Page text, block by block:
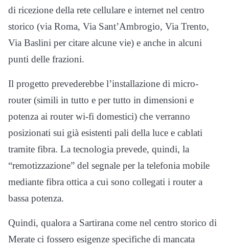
di ricezione della rete cellulare e internet nel centro
storico (via Roma, Via Sant’Ambrogio, Via Trento,
Via Baslini per citare alcune vie) e anche in alcuni
punti delle frazioni.
Il progetto prevederebbe l’installazione di micro-
router (simili in tutto e per tutto in dimensioni e
potenza ai router wi-fi domestici) che verranno
posizionati sui già esistenti pali della luce e cablati
tramite fibra. La tecnologia prevede, quindi, la
“remotizzazione” del segnale per la telefonia mobile
mediante fibra ottica a cui sono collegati i router a
bassa potenza.
Quindi, qualora a Sartirana come nel centro storico di
Merate ci fossero esigenze specifiche di mancata